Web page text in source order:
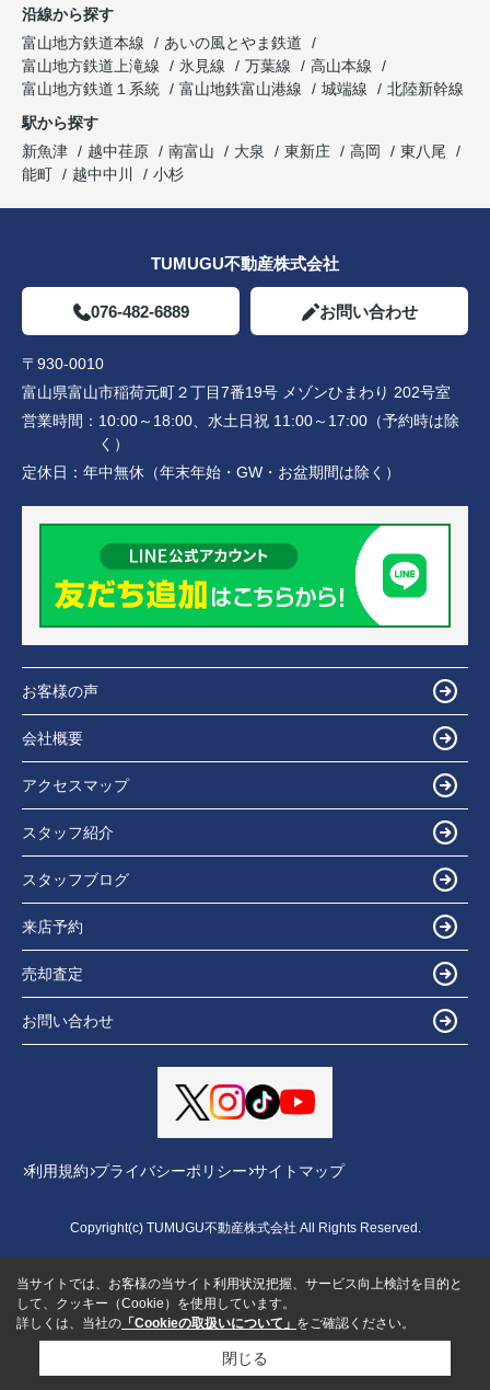
沿線から探す
富山地方鉄道本線
あいの風とやま鉄道
富山地方鉄道上滝線
氷見線 万葉線
高山本線
富山地方鉄道１系統
富山地鉄富山港線 城端線
北陸新幹線
駅から探す
新魚津
越中荏原 南富山 大泉 東新庄 高岡
東八尾
能町
越中中川 小杉
TUMUGU不動産株式会社
076-482-6889 お問い合わせ
〒930-0010
富山県富山市稲荷元町２丁目7番19号 メゾンひまわり 202号室
営業時間： 10:00～18:00、水土日祝 11:00～17:00（予約時は除
く）
定休日： 年中無休（年末年始・GW・お盆期間は除く）
お客様の声
会社概要
アクセスマップ
スタッフ紹介
スタッフブログ
来店予約
売却査定
お問い合わせ
利用規約 プライバシーポリシー サイトマップ
Copyright(c) TUMUGU不動産株式会社 All Rights Reserved.
当サイトでは、お客様の当サイト利用状況把握、サービス向上検討を目的と
して、クッキー（Cookie）を使用しています。
詳しくは、当社の 「Cookieの取扱いについて」 をご確認ください。
閉じる